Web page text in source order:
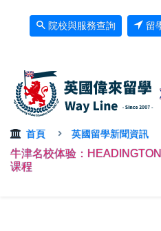
院校與服務查詢 留
首頁 英國留學新聞資訊
牛津名校体验：
课程